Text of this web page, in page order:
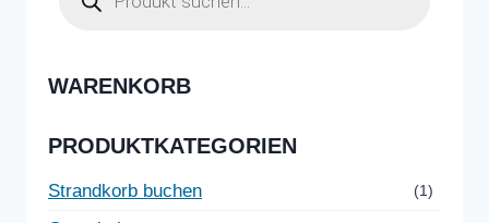
WARENKORB
PRODUKTKATEGORIEN
Strandkorb buchen (1)